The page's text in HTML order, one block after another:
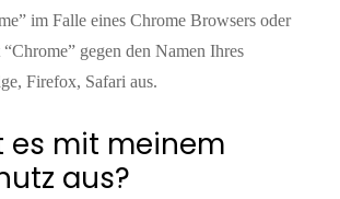
im Falle eines Chrome Browsers oder
gegen den Namen Ihres
Firefox, Safari aus.
es mit meinem
aus?